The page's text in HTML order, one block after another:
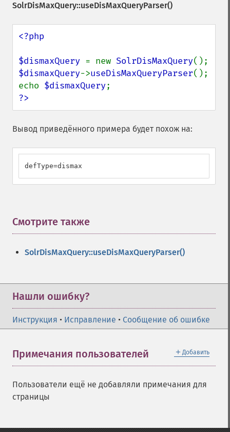
SolrDisMaxQuery::useDisMaxQueryParser()
<?php
$dismaxQuery = new SolrDisMaxQuery
$dismaxQuery->useDisMaxQueryParser();
echo $dismaxQuery
?>
Вывод приведённого примера будет похож на:
defType=dismax
Смотрите также
SolrDisMaxQuery::useDisMaxQueryParser()
Нашли ошибку?
Инструкция • Исправление • Сообщение об ошибке
＋ Добавить
Примечания пользователей
Пользователи ещё не добавляли примечания для
страницы